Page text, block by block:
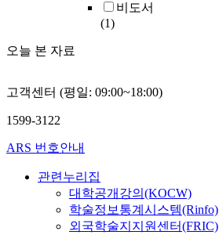
비도서
(1)
오늘 본 자료
고객센터 (평일: 09:00~18:00)
1599-3122
ARS 번호안내
관련누리집
대학공개강의(KOCW)
학술정보통계시스템(Rinfo)
외국학술지지원센터(FRIC)